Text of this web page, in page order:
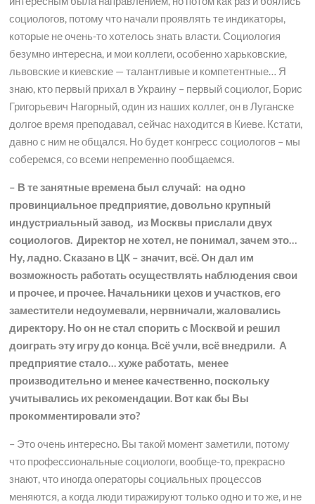
социологов, потому что начали проявлять те индикаторы,
которые не очень-то хотелось знать власти. Социология
безумно интересна, и мои коллеги, особенно харьковские,
львовские и киевские — талантливые и компетентные… Я
знаю, кто первый прихал в Украину – первый социолог, Борис
Григорьевич Нагорный, один из наших коллег, он в Луганске
долгое время преподавал, сейчас находится в Киеве. Кстати,
давно с ним не общался. Но будет конгресс социологов – мы
соберемся, со всеми непременно пообщаемся.
– В те занятные времена был случай: на одно
провинциальное предприятие, довольно крупный
индустриальный завод, из Москвы прислали двух
социологов. Директор не хотел, не понимал, зачем это…
Ну, ладно. Сказано в ЦК – значит, всё. Он дал им
возможность работать осуществлять наблюдения свои
и прочее, и прочее. Начальники цехов и участков, его
заместители недоумевали, нервничали, жаловались
директору. Но он не стал спорить с Москвой и решил
доиграть эту игру до конца. Всё учли, всё внедрили. А
предприятие стало… хуже работать, менее
производительно и менее качественно, поскольку
учитывались их рекомендации. Вот как бы Вы
прокомментировали это?
– Это очень интересно. Вы такой момент заметили, потому
что профессиональные социологи, вообще-то, прекрасно
знают, что иногда операторы социальных процессов
меняются, а когда люди тиражируют только одно и то же, и не